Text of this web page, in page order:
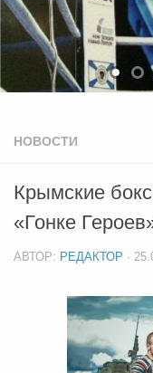
НОВОСТИ
Крымские
«Гонке
АВТОР: РЕДАКТОР ·